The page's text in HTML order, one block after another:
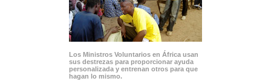
Los Ministros Voluntarios en África usan
sus destrezas para proporcionar ayuda
personalizada y entrenan otros para que
hagan lo mismo.